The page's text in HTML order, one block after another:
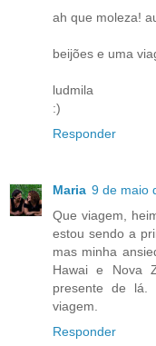
ah que moleza!
beijões e uma
ludmila
:)
Responder
Maria 9 de maio
Que viagem,
estou sendo a
mas minha
Hawai e Nova
presente de lá.
viagem.
Responder